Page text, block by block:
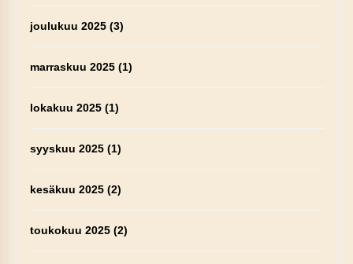
joulukuu 2025(3)
marraskuu 2025(1)
lokakuu 2025(1)
syyskuu 2025(1)
kesäkuu 2025(2)
toukokuu 2025(2)